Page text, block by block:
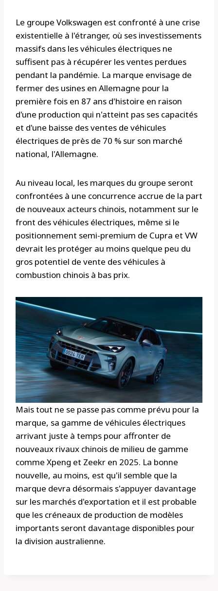
Le groupe Volkswagen est confronté à une crise
existentielle à l'étranger, où ses investissements
massifs dans les véhicules électriques ne
suffisent pas à récupérer les ventes perdues
pendant la pandémie. La marque envisage de
fermer des usines en Allemagne pour la
première fois en 87 ans d'histoire en raison
d'une production qui n'atteint pas ses capacités
et d'une baisse des ventes de véhicules
électriques de près de 70 % sur son marché
national, l'Allemagne.
Au niveau local, les marques du groupe seront
confrontées à une concurrence accrue de la part
de nouveaux acteurs chinois, notamment sur le
front des véhicules électriques, même si le
positionnement semi-premium de Cupra et VW
devrait les protéger au moins quelque peu du
gros potentiel de vente des véhicules à
combustion chinois à bas prix.
Mais tout ne se passe pas comme prévu pour la
marque, sa gamme de véhicules électriques
arrivant juste à temps pour affronter de
nouveaux rivaux chinois de milieu de gamme
comme Xpeng et Zeekr en 2025. La bonne
nouvelle, au moins, est qu'il semble que la
marque devra désormais s'appuyer davantage
sur les marchés d'exportation et il est probable
que les créneaux de production de modèles
importants seront davantage disponibles pour
la division australienne.